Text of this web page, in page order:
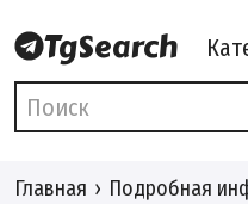
Главная Подробная